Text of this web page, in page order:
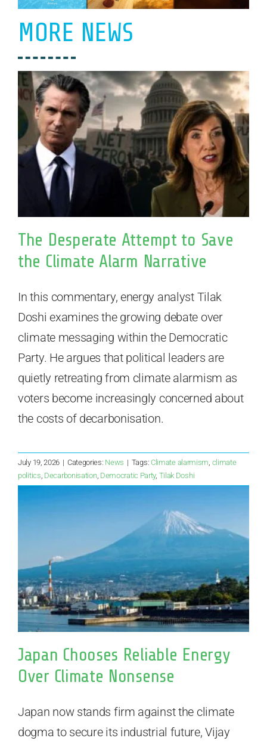
MORE NEWS
The Desperate Attempt to Save
the Climate Alarm Narrative
In this commentary, energy analyst Tilak
Doshi examines the growing debate over
climate messaging within the Democratic
Party. He argues that political leaders are
quietly retreating from climate alarmism as
voters become increasingly concerned about
the costs of decarbonisation.
July 19, 2026 | Categories: News | Tags: Climate alarmism climate
politics Decarbonisation, Democratic Party, Tilak Doshi
Japan Chooses Reliable Energy
Over Climate Nonsense
Japan now stands firm against the climate
dogma to secure its industrial future, Vijay